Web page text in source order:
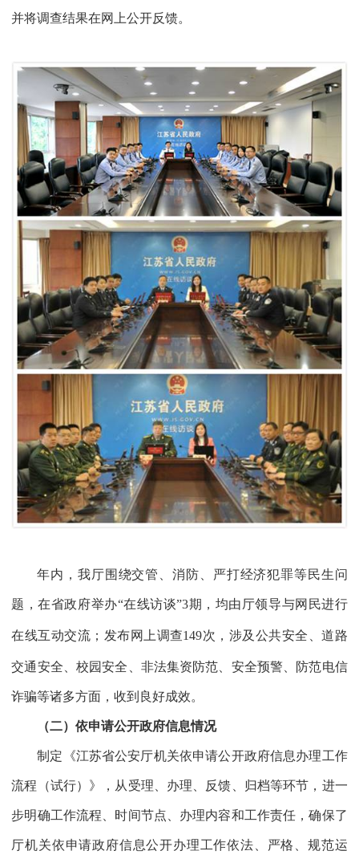
并将调查结果在网上公开反馈。
年内，我厅围绕交管、消防、严打经济犯罪等民生问
题，在省政府举办“在线访谈”3期，均由厅领导与网民进行
在线互动交流；发布网上调查149次，涉及公共安全、道路
交通安全、校园安全、非法集资防范、安全预警、防范电信
诈骗等诸多方面，收到良好成效。
（二）依申请公开政府信息情况
制定《江苏省公安厅机关依申请公开政府信息办理工作
流程（试行）》，从受理、办理、反馈、归档等环节，进一
步明确工作流程、时间节点、办理内容和工作责任，确保了
厅机关依申请政府信息公开办理工作依法、严格、规范运